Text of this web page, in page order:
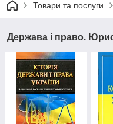
Товари та послуги
Держава і право.